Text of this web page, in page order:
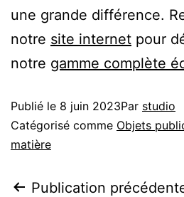
une grande différence.
notre site internet pour
notre gamme complète
Publié le 8 juin 2023Par studio
Catégorisé comme Objets
matière
Publication